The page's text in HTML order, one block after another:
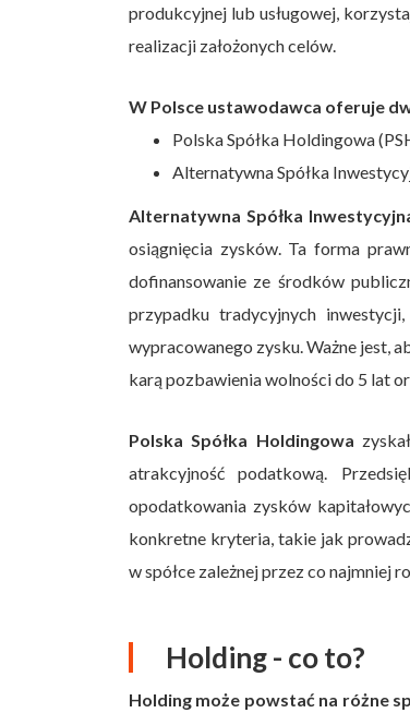
produkcyjnej lub usługowej,
realizacji założonych celów.
W Polsce ustawodawca oferuje
Polska Spółka Holdingowa
Alternatywna Spółka
Alternatywna Spółka
osiągnięcia zysków. Ta forma
dofinansowanie ze środków
przypadku tradycyjnych
wypracowanego zysku. Ważne jest,
karą pozbawienia wolności do 5 lat
Polska Spółka Holdingowa
atrakcyjność podatkową.
opodatkowania zysków
konkretne kryteria, takie jak
w spółce zależnej przez co najmniej
Holding - co to?
Holding może powstać na różne